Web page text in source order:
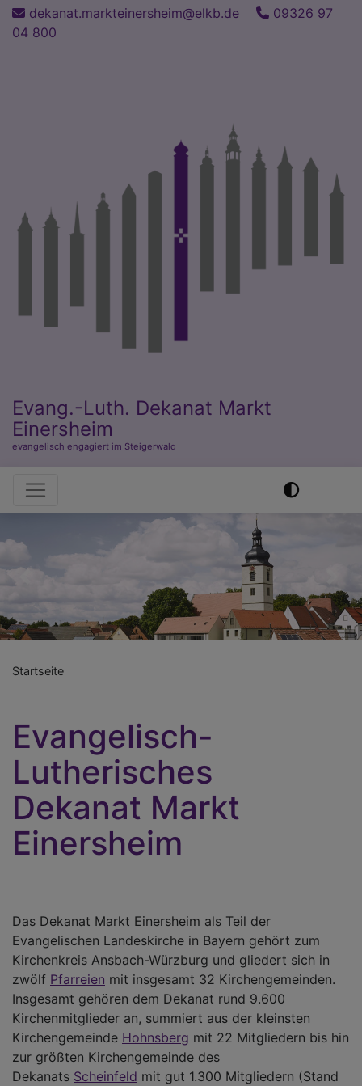
Direkt
zum
dekanat.markteinersheim@elkb.de
09326 97
04 800
Evang.-Luth. Dekanat Markt
Einersheim
evangelisch engagiert im Steigerwald
Hauptnavigation
Startseite
Evangelisch-
Lutherisches
Dekanat Markt
Einersheim
Das Dekanat Markt Einersheim als Teil der
Evangelischen Landeskirche in Bayern gehört zum
Kirchenkreis Ansbach-Würzburg und gliedert sich in
zwölf Pfarreien mit insgesamt 32 Kirchengemeinden.
Insgesamt gehören dem Dekanat rund 9.600
Kirchenmitglieder an, summiert aus der kleinsten
Kirchengemeinde Hohnsberg mit 22 Mitgliedern bis hin
zur größten Kirchengemeinde des
Dekanats Scheinfeld mit gut 1.300 Mitgliedern (Stand